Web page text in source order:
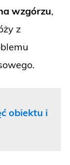
wzgórzu,
z
obiektu i